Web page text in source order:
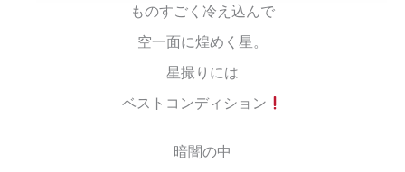
ものすごく冷え込んで
空一面に煌めく星。
星撮りには
ベストコンディション
暗闇の中